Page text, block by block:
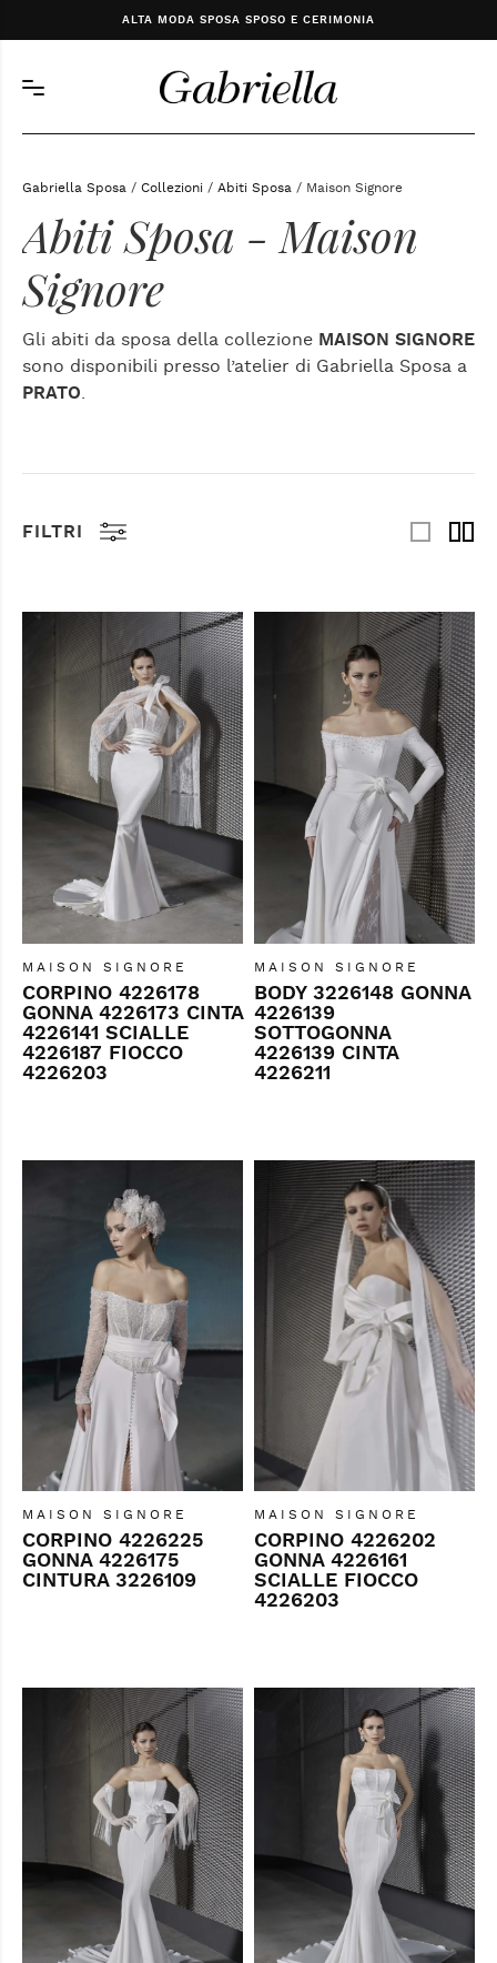
ALTA MODA SPOSA SPOSO E CERIMONIA
Gabriella Sposa / Collezioni / Abiti Sposa / Maison Signore
Abiti Sposa - Maison
Signore
Gli abiti da sposa della collezione MAISON SIGNORE
sono disponibili presso l’atelier di Gabriella Sposa a
PRATO
FILTRI
MAISON SIGNORE
CORPINO 4226178
GONNA 4226173 CINTA
4226141 SCIALLE
4226187 FIOCCO
4226203
MAISON SIGNORE
BODY 3226148 GONNA
4226139
SOTTOGONNA
4226139 CINTA
4226211
MAISON SIGNORE
CORPINO 4226225
GONNA 4226175
CINTURA 3226109
MAISON SIGNORE
CORPINO 4226202
GONNA 4226161
SCIALLE FIOCCO
4226203